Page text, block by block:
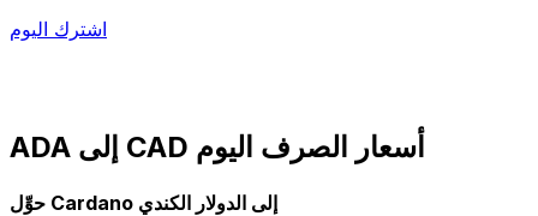
اشترك اليوم
ADA إلى CAD أسعار الصرف اليوم
حوِّل Cardano إلى الدولار الكندي